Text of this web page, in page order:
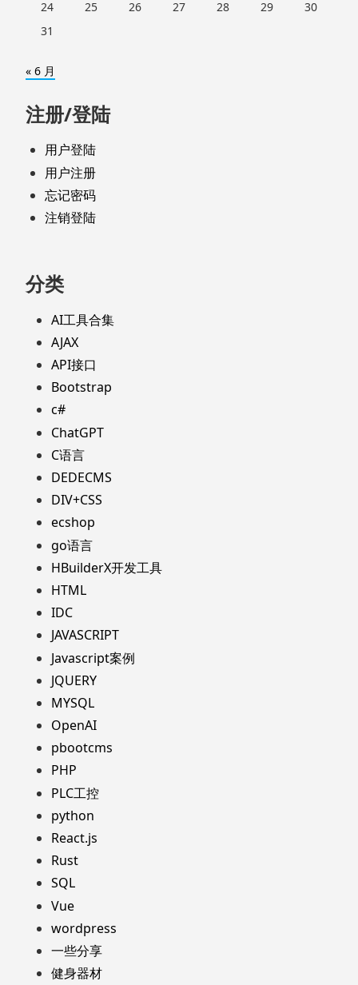
24 25 26 27 28 29
30
31
« 6 月
注册/登陆
用户登陆
用户注册
忘记密码
注销登陆
分类
AI工具合集
AJAX
API接口
Bootstrap
c#
ChatGPT
C语言
DEDECMS
DIV+CSS
ecshop
go语言
HBuilderX开发工具
HTML
IDC
JAVASCRIPT
Javascript案例
JQUERY
MYSQL
OpenAI
pbootcms
PHP
PLC工控
python
React.js
Rust
SQL
Vue
wordpress
一些分享
健身器材